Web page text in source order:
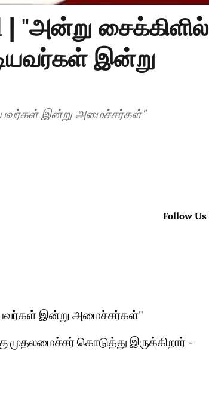
"அன்று சைக்கிளில்
இன்று
இன்று அமைச்சர்கள்"
Follow Us
இன்று அமைச்சர்கள்"
கொடுத்து இருக்கிறார் -